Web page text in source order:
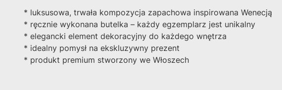
* luksusowa, trwała kompozycja zapachowa inspirowana Wenecją
* ręcznie wykonana butelka – każdy egzemplarz jest unikalny
* elegancki element dekoracyjny do każdego wnętrza
* idealny pomysł na ekskluzywny prezent
* produkt premium stworzony we Włoszech